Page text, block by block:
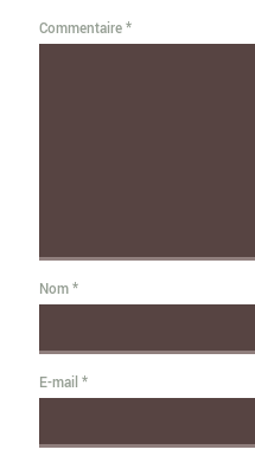
Commentaire*
Nom*
E-mail *